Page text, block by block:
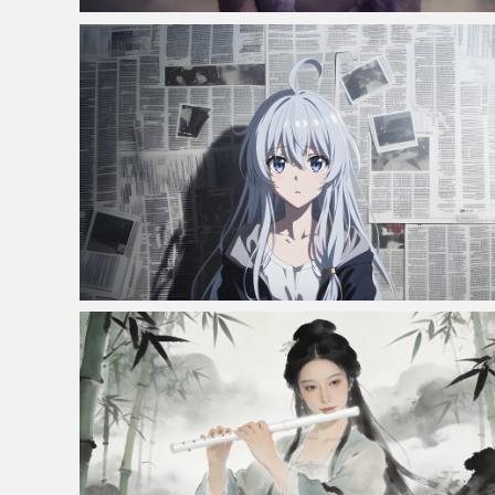
仙侠凌仙 紫色长卷发美女 古风古典 4K壁纸
伊蕾娜 报纸墙 车机壁纸